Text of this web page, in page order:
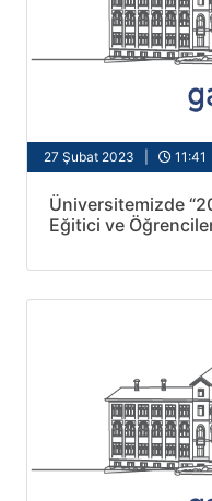
27 Şubat 2023 | 11:41
Üniversitemizde
Eğitici ve